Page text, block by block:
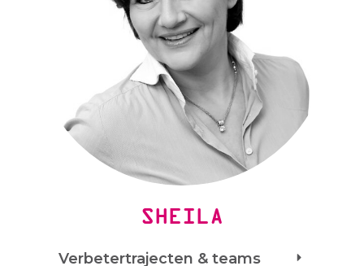
SHEILA
Verbetertrajecten & teams